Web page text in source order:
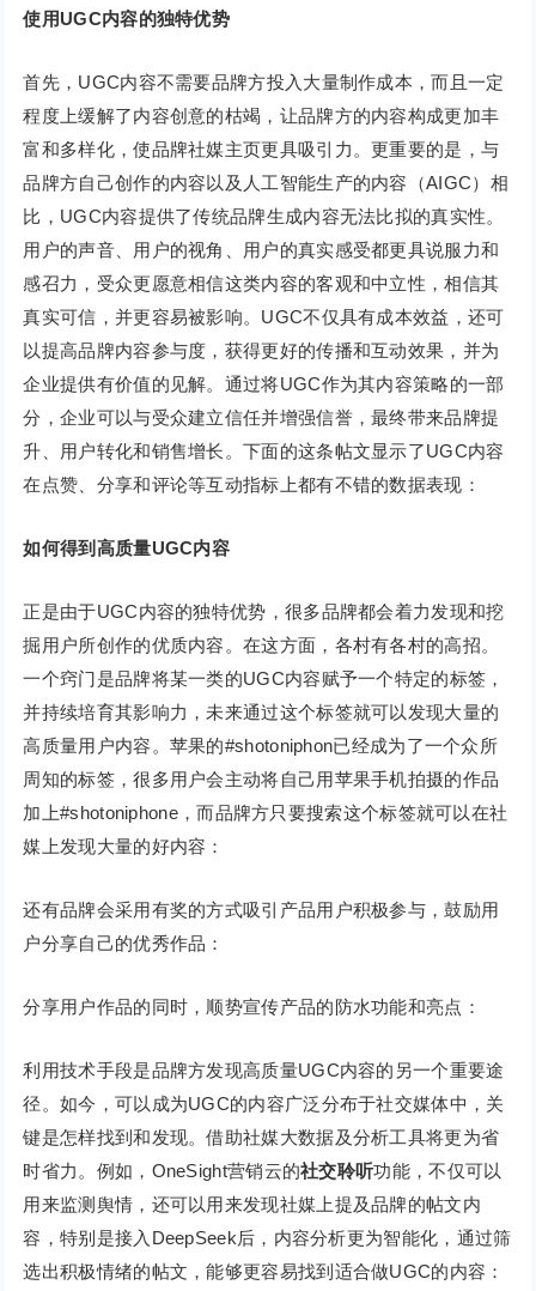
使用UGC内容的独特优势
首先，UGC内容不需要品牌方投入大量制作成本，而且一定
程度上缓解了内容创意的枯竭，让品牌方的内容构成更加丰
富和多样化，使品牌社媒主页更具吸引力。更重要的是，与
品牌方自己创作的内容以及人工智能生产的内容（AIGC）相
比，UGC内容提供了传统品牌生成内容无法比拟的真实性。
用户的声音、用户的视角、用户的真实感受都更具说服力和
感召力，受众更愿意相信这类内容的客观和中立性，相信其
真实可信，并更容易被影响。UGC不仅具有成本效益，还可
以提高品牌内容参与度，获得更好的传播和互动效果，并为
企业提供有价值的见解。通过将UGC作为其内容策略的一部
分，企业可以与受众建立信任并增强信誉，最终带来品牌提
升、用户转化和销售增长。下面的这条帖文显示了UGC内容
在点赞、分享和评论等互动指标上都有不错的数据表现：
如何得到高质量UGC内容
正是由于UGC内容的独特优势，很多品牌都会着力发现和挖
掘用户所创作的优质内容。在这方面，各村有各村的高招。
一个窍门是品牌将某一类的UGC内容赋予一个特定的标签，
并持续培育其影响力，未来通过这个标签就可以发现大量的
高质量用户内容。苹果的#shotoniphon已经成为了一个众所
周知的标签，很多用户会主动将自己用苹果手机拍摄的作品
加上#shotoniphone，而品牌方只要搜索这个标签就可以在社
媒上发现大量的好内容：
还有品牌会采用有奖的方式吸引产品用户积极参与，鼓励用
户分享自己的优秀作品：
分享用户作品的同时，顺势宣传产品的防水功能和亮点：
利用技术手段是品牌方发现高质量UGC内容的另一个重要途
径。如今，可以成为UGC的内容广泛分布于社交媒体中，关
键是怎样找到和发现。借助社媒大数据及分析工具将更为省
时省力。例如，OneSight营销云的社交聆听功能，不仅可以
用来监测舆情，还可以用来发现社媒上提及品牌的帖文内
容，特别是接入DeepSeek后，内容分析更为智能化，通过筛
选出积极情绪的帖文，能够更容易找到适合做UGC的内容：